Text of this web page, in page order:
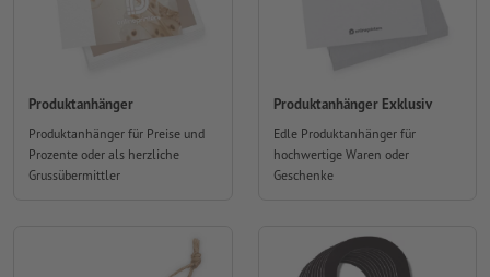
Produktanhänger
Produktanhänger für Preise und
Prozente oder als herzliche
Grussübermittler
Produktanhänger Exklusiv
Edle Produktanhänger für
hochwertige Waren oder
Geschenke